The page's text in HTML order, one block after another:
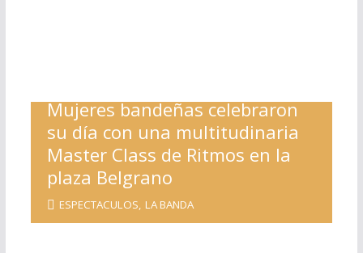
Mujeres bandeñas celebraron
su día con una multitudinaria
Master Class de Ritmos en la
plaza Belgrano
ESPECTACULOS, LA BANDA